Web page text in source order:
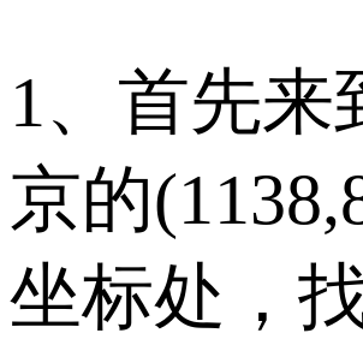
1、首先来
京的
坐标处，